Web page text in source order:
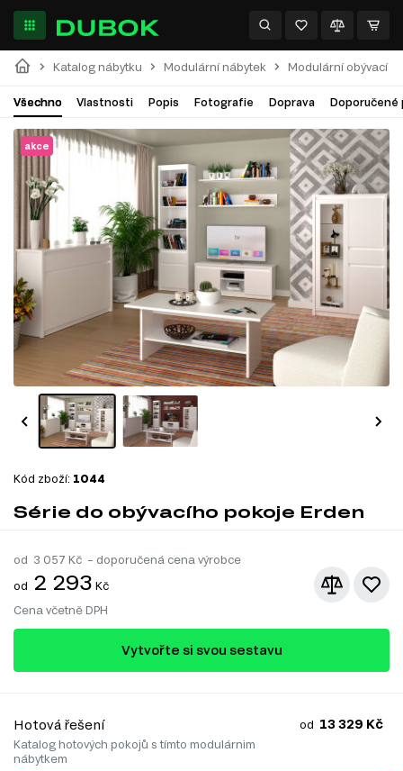
Katalog nábytku Modulární nábytek Modulární obývací
Všechno Vlastnosti Popis Fotografie Doprava Doporučené
akce
Kód zboží: 1044
Série do obývacího pokoje Erden
od 3 057 Kč – doporučená cena výrobce
od 2 293 Kč
Cena včetně DPH
Vytvořte si svou sestavu
Hotová řešení
Katalog hotových pokojů s tímto modulárnim
nábytkem
od 13 329 Kč